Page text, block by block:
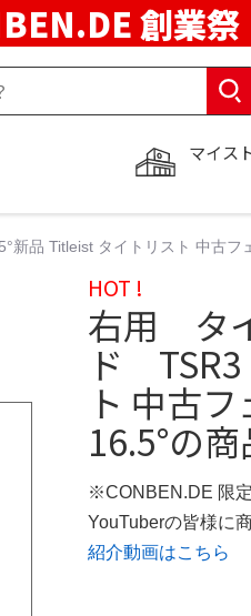
創業祭
マイス
品 Titleist タイトリスト 中古フ
HOT !
右用 タ
ド TSR3
ト 中古
16.5°の商
※CONBEN.DE 限
YouTuberの皆様に
紹介動画はこちら